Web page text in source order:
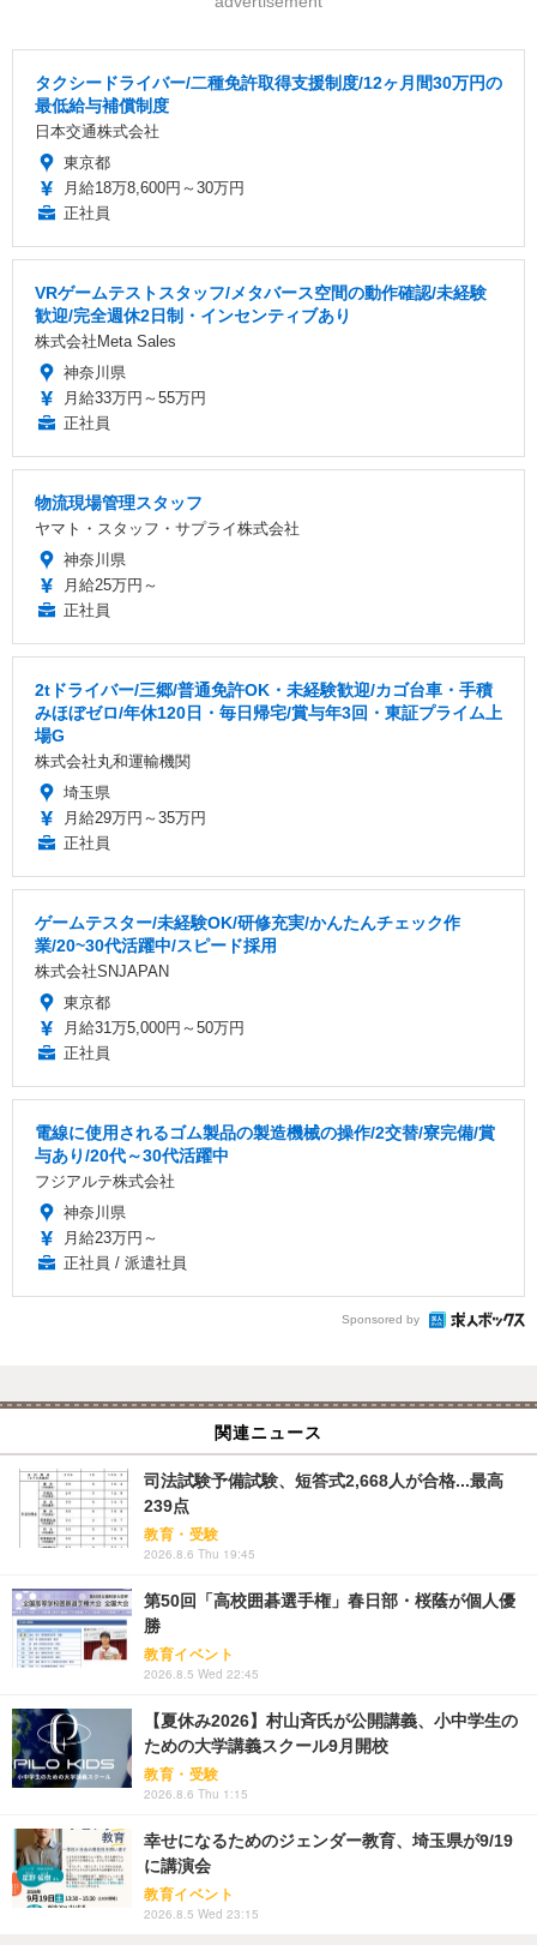
タクシードライバー/二種免許取得支援制度/12ヶ月間30万円の
最低給与補償制度
日本交通株式会社
東京都
月給18万8,600円～30万円
正社員
VRゲームテストスタッフ/メタバース空間の動作確認/未経験
歓迎/完全週休2日制・インセンティブあり
株式会社Meta Sales
神奈川県
月給33万円～55万円
正社員
物流現場管理スタッフ
ヤマト・スタッフ・サプライ株式会社
神奈川県
月給25万円～
正社員
2tドライバー/三郷/普通免許OK・未経験歓迎/カゴ台車・手積
みほぼゼロ/年休120日・毎日帰宅/賞与年3回・東証プライム上
場G
株式会社丸和運輸機関
埼玉県
月給29万円～35万円
正社員
ゲームテスター/未経験OK/研修充実/かんたんチェック作
業/20~30代活躍中/スピード採用
株式会社SNJAPAN
東京都
月給31万5,000円～50万円
正社員
電線に使用されるゴム製品の製造機械の操作/2交替/寮完備/賞
与あり/20代～30代活躍中
フジアルテ株式会社
神奈川県
月給23万円～
正社員 / 派遣社員
Sponsored by
関連ニュース
司法試験予備試験、短答式2,668人が合格...最高
239点
教育・受験
2026.8.6 Thu 19:45
第50回「高校囲碁選手権」春日部・桜蔭が個人優
勝
教育イベント
2026.8.5 Wed 22:45
【夏休み2026】村山斉氏が公開講義、小中学生の
ための大学講義スクール9月開校
教育・受験
2026.8.6 Thu 1:15
幸せになるためのジェンダー教育、埼玉県が9/19
に講演会
教育イベント
2026.8.5 Wed 23:15